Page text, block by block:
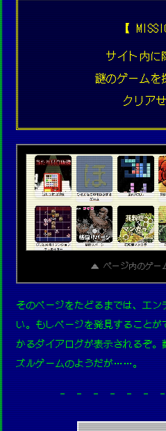
【
サイト内に
謎のゲームを
クリア
▲ ページ内のゲー
そのページをたどるまでは、エン
い。もしページを発見すること
かるダイアログが表示されるぞ
ズルゲームのようだが……。
- - - - - -